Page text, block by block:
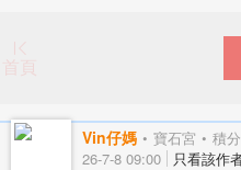
首頁
Vin仔媽 寶石宮 積
26-7-8 09:00 只看該作